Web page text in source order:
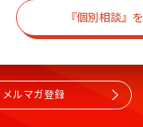
『個別相談』
メルマガ登録